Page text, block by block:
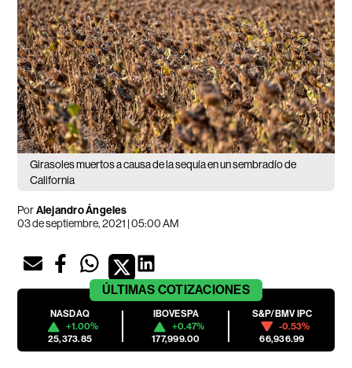
Girasoles muertos a causa de la sequía en un sembradío de
California
PorAlejandro Ángeles
03 de septiembre, 2021 | 05:00 AM
ÚLTIMAS COTIZACIONES
NASDAQ
+1.00%
25,373.85
IBOVESPA
+0.47%
177,999.00
S&P/BMV IPC
-0.53%
66,936.99